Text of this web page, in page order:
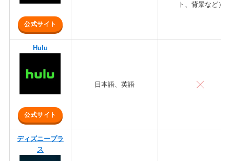
公式サイト
ト、背景など）
Hulu
公式サイト
日本語、英語
ディズニープラ
ス